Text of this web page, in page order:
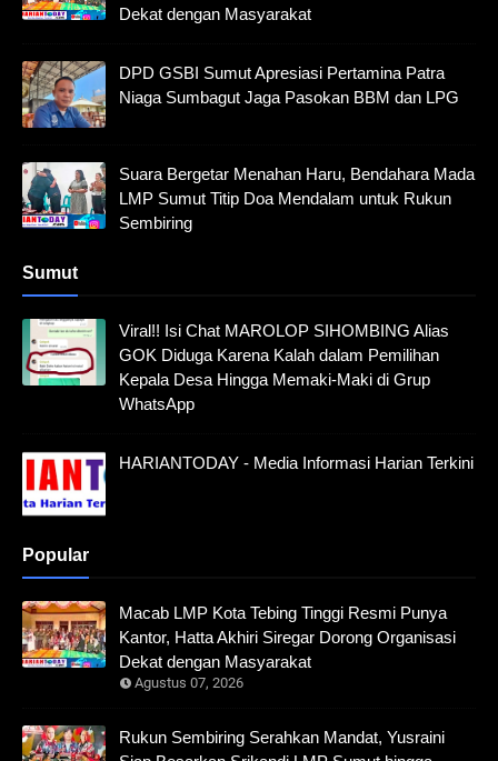
Dekat dengan Masyarakat
DPD GSBI Sumut Apresiasi Pertamina Patra
Niaga Sumbagut Jaga Pasokan BBM dan LPG
Suara Bergetar Menahan Haru, Bendahara Mada
LMP Sumut Titip Doa Mendalam untuk Rukun
Sembiring
Sumut
Viral!! Isi Chat MAROLOP SIHOMBING Alias
GOK Diduga Karena Kalah dalam Pemilihan
Kepala Desa Hingga Memaki-Maki di Grup
WhatsApp
HARIANTODAY - Media Informasi Harian Terkini
Popular
Macab LMP Kota Tebing Tinggi Resmi Punya
Kantor, Hatta Akhiri Siregar Dorong Organisasi
Dekat dengan Masyarakat
Agustus 07, 2026
Rukun Sembiring Serahkan Mandat, Yusraini